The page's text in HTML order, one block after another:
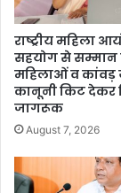
राष्ट्रीय महिला
सहयोग से
महिलाओं व कांवड़
कानूनी किट देकर
जागरूक
August 7, 2026